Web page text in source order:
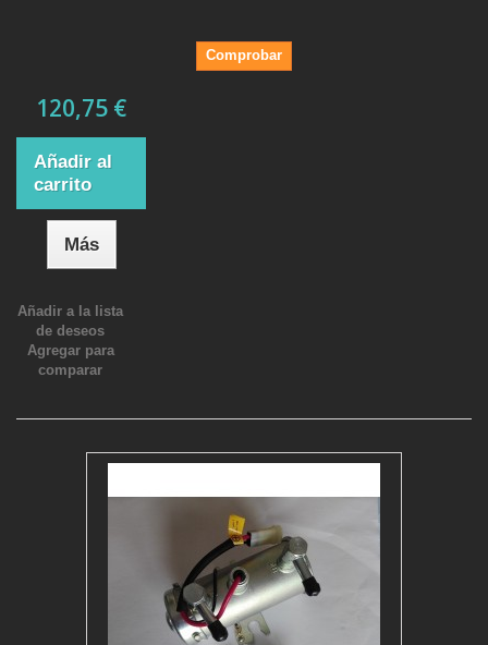
Comprobar
120,75 €
Añadir al
carrito
Más
Añadir a la lista
de deseos
Agregar para
comparar